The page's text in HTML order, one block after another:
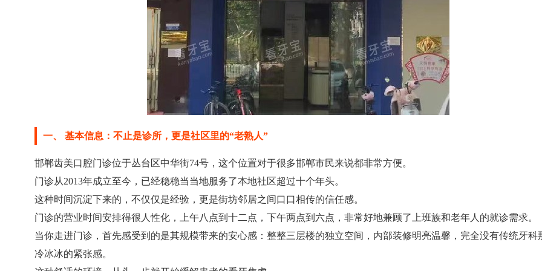
一、 基本信息：不止是诊所，更是社区里的“老熟人”
邯郸齿美口腔门诊位于丛台区中华街74号，这个位置对于很多邯郸市民来说都非常方便。
门诊从2013年成立至今，已经稳稳当当地服务了本地社区超过十个年头。
这种时间沉淀下来的，不仅仅是经验，更是街坊邻居之间口口相传的信任感。
门诊的营业时间安排得很人性化，上午八点到十二点，下午两点到六点，非常好地兼顾了上班族和老年人的就诊需求。
当你走进门诊，首先感受到的是其规模带来的安心感：整整三层楼的独立空间，内部装修明亮温馨，完全没有传统牙科
冷冰冰的紧张感。